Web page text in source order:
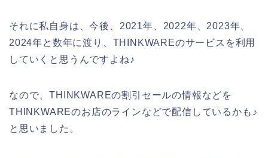
それに私自身は、今後、2021年、2022年、2023年、
2024年と数年に渡り、THINKWAREのサービスを利用
していくと思うんですよね♪
なので、THINKWAREの割引セールの情報などを
THINKWAREのお店のラインなどで配信しているかも♪
と思いました。